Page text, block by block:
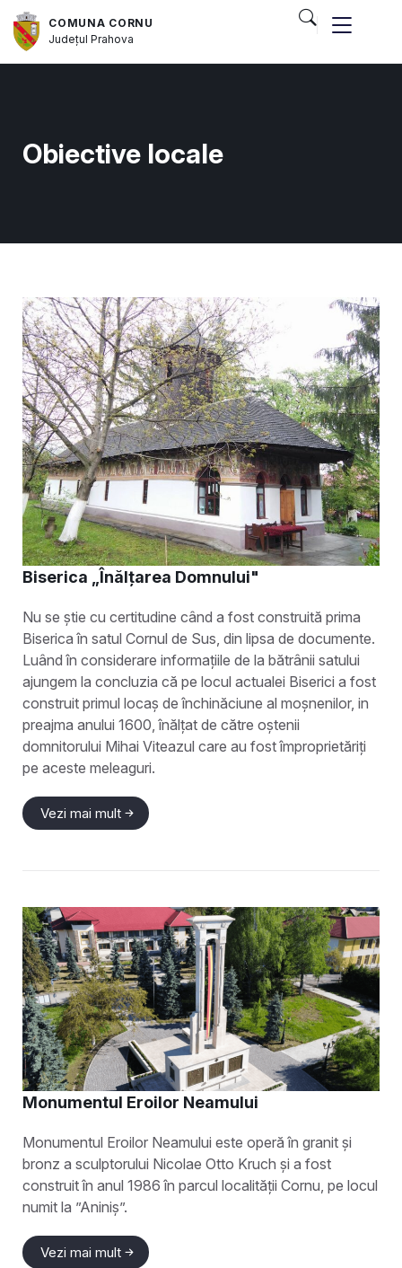
COMUNA CORNU
JudețulPrahova
Obiective locale
Biserica „Înălțarea Domnului"
Nu se știe cu certitudine când a fost construită prima
Biserica în satul Cornul de Sus, din lipsa de documente.
Luând în considerare informațiile de la bătrânii satului
ajungem la concluzia că pe locul actualei Biserici a fost
construit primul locaș de închinăciune al moșnenilor, in
preajma anului 1600, înălțat de către oștenii
domnitorului Mihai Viteazul care au fost împroprietăriți
pe aceste meleaguri.
Vezi mai mult
Monumentul Eroilor Neamului
Monumentul Eroilor Neamului este operă în granit și
bronz a sculptorului Nicolae Otto Kruch și a fost
construit în anul 1986 în parcul localității Cornu, pe locul
numit la ”Aniniș”.
Vezi mai mult